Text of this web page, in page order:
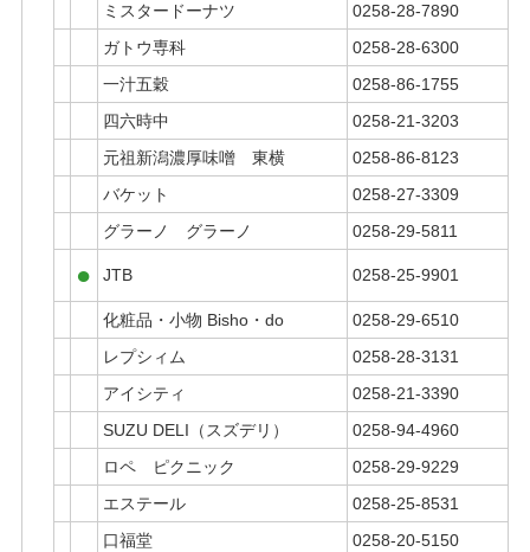
ミスタードーナツ
0258-28-7890
ガトウ専科
0258-28-6300
一汁五穀
0258-86-1755
四六時中
0258-21-3203
元祖新潟濃厚味噌 東横
0258-86-8123
バケット
0258-27-3309
グラーノ グラーノ
0258-29-5811
● JTB 0258-25-9901
化粧品・小物 Bisho・do
0258-29-6510
レプシィム
0258-28-3131
アイシティ
0258-21-3390
SUZU DELI（スズデリ）
0258-94-4960
ロペ ピクニック
0258-29-9229
エステール
0258-25-8531
口福堂
0258-20-5150